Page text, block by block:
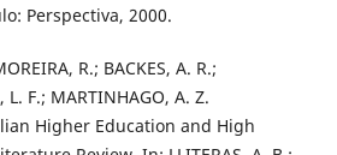
Perspectiva, 2000.
R.; BACKES, A. R.;
L. F.; MARTINHAGO, A. Z.
Higher Education and High